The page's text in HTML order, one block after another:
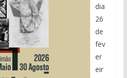
dia
26
de
fev
er
eir